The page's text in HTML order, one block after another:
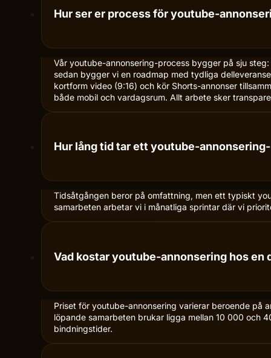
Hur ser er process för youtube-
Vår youtube-annonsering-process bygger på sju
sedan bygger vi en roadmap med tydliga
kortform video (9:16) och kör Shorts-annonser
både mobil och vardagsrum. Allt arbete sker
Hur lång tid tar ett youtube-
Tidsåtgången beror på omfattning, men ett typiskt
samarbeten arbetar vi i månatliga sprintar där vi
Vad kostar youtube-annonsering hos en
Priset för youtube-annonsering varierar beroende på
löpande samarbeten brukar ligga mellan 10 000 och
bindningstider.